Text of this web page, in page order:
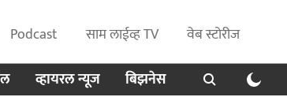
Podcast साम लाईव्ह TV
वेब स्टोरीज
व्हायरल न्यूज बिझनेस